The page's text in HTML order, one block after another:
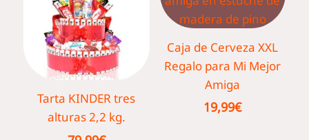
Tarta KINDER tres
alturas 2,2 kg.
Caja de Cerveza XXL
Regalo para Mi Mejor
Amiga
19,99€